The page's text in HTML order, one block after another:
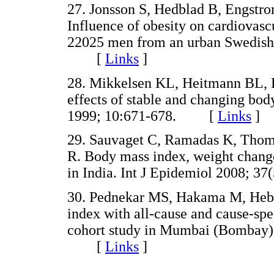
27. Jonsson S, Hedblad B,
Influence of obesity on
22025 men from an urban
[ Links ]
28. Mikkelsen KL, Heitmann BL,
effects of stable and changing
1999; 10:671-678. [ Links ]
29. Sauvaget C, Ramadas K,
R. Body mass index, weight
in India. Int J Epidemiol
30. Pednekar MS, Hakama M,
index with all-cause and cause-
cohort study in Mumbai
[ Links ]